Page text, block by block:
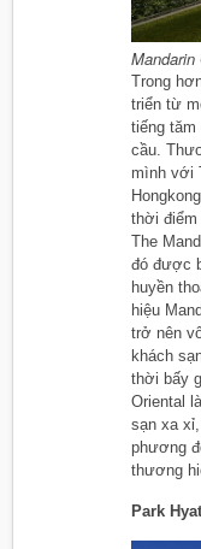
Trong
triển từ
tiếng
cầu.
mình với
thời điểm
The
đó được
huyền
hiệu
trở nên
khách
thời bấy
Oriental
sạn xa
phương
thương
Park